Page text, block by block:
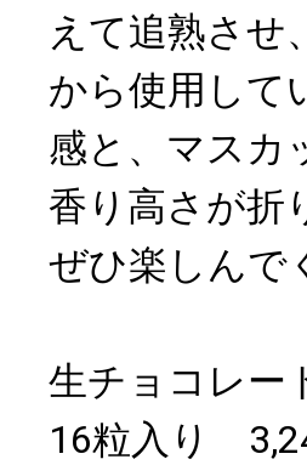
えて追熟させ
から使用して
感と、マスカ
香り高さが折
ぜひ楽しんで
生チョコレー
16粒入り